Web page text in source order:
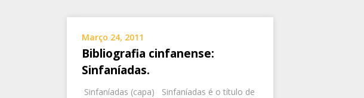
Março 24, 2011
Bibliografia cinfanense:
Sinfaníadas.
Sinfaníadas (capa) Sinfaníadas é o título de